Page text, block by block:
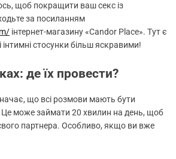
щоб покращити ваш секс із
за посиланням
інтернет-магазину «Candor Place». Тут є
стосунки більш яскравими!
де їх провести?
що всі розмови мають бути
може займати 20 хвилин на день, щоб
партнера. Особливо, якщо ви вже